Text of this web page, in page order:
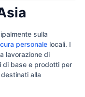
sulla
personale locali. I
lavorazione di
di base e prodotti per
alla